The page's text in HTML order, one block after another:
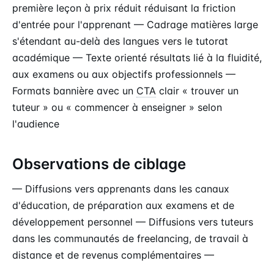
première leçon à prix réduit réduisant la friction
d'entrée pour l'apprenant — Cadrage matières large
s'étendant au-delà des langues vers le tutorat
académique — Texte orienté résultats lié à la fluidité,
aux examens ou aux objectifs professionnels —
Formats bannière avec un CTA clair « trouver un
tuteur » ou « commencer à enseigner » selon
l'audience
Observations de ciblage
— Diffusions vers apprenants dans les canaux
d'éducation, de préparation aux examens et de
développement personnel — Diffusions vers tuteurs
dans les communautés de freelancing, de travail à
distance et de revenus complémentaires —